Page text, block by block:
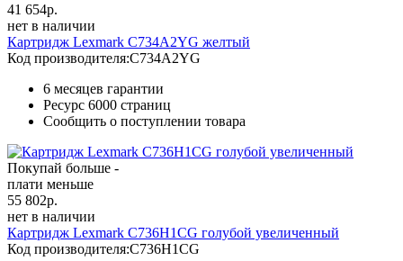
41 654р.
нет в наличии
Картридж Lexmark C734A2YG желтый
Код производителя:C734A2YG
6 месяцев гарантии
Ресурс 6000 страниц
Сообщить о поступлении товара
Покупай больше -
плати меньше
55 802р.
нет в наличии
Картридж Lexmark C736H1CG голубой увеличенный
Код производителя:C736H1CG